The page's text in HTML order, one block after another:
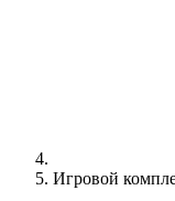
Игровой